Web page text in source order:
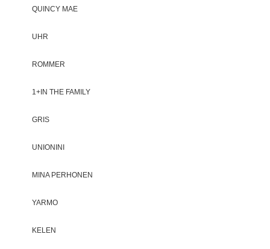
QUINCY MAE
UHR
ROMMER
1+IN THE FAMILY
GRIS
UNIONINI
MINA PERHONEN
YARMO
KELEN